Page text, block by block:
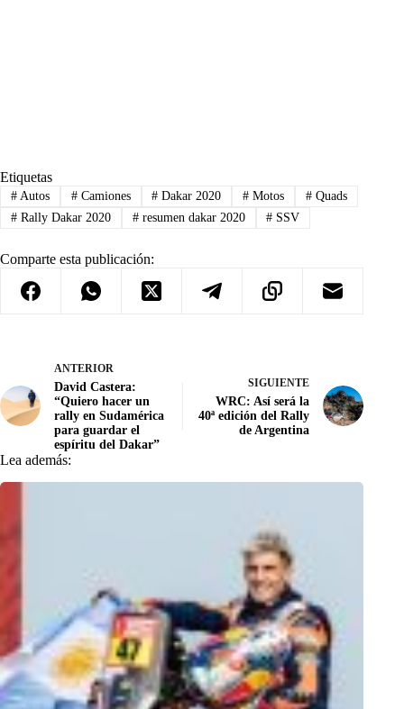
Etiquetas
#Autos #Camiones # Dakar 2020 # Motos # Quads
#Rally Dakar 2020 #resumen dakar 2020 # SSV
Comparte esta publicación:
ANTERIOR
David Castera:
“Quiero hacer un
rally en Sudamérica
para guardar el
espíritu del Dakar”
SIGUIENTE
WRC: Así será la
40ª edición del Rally
de Argentina
Lea además: